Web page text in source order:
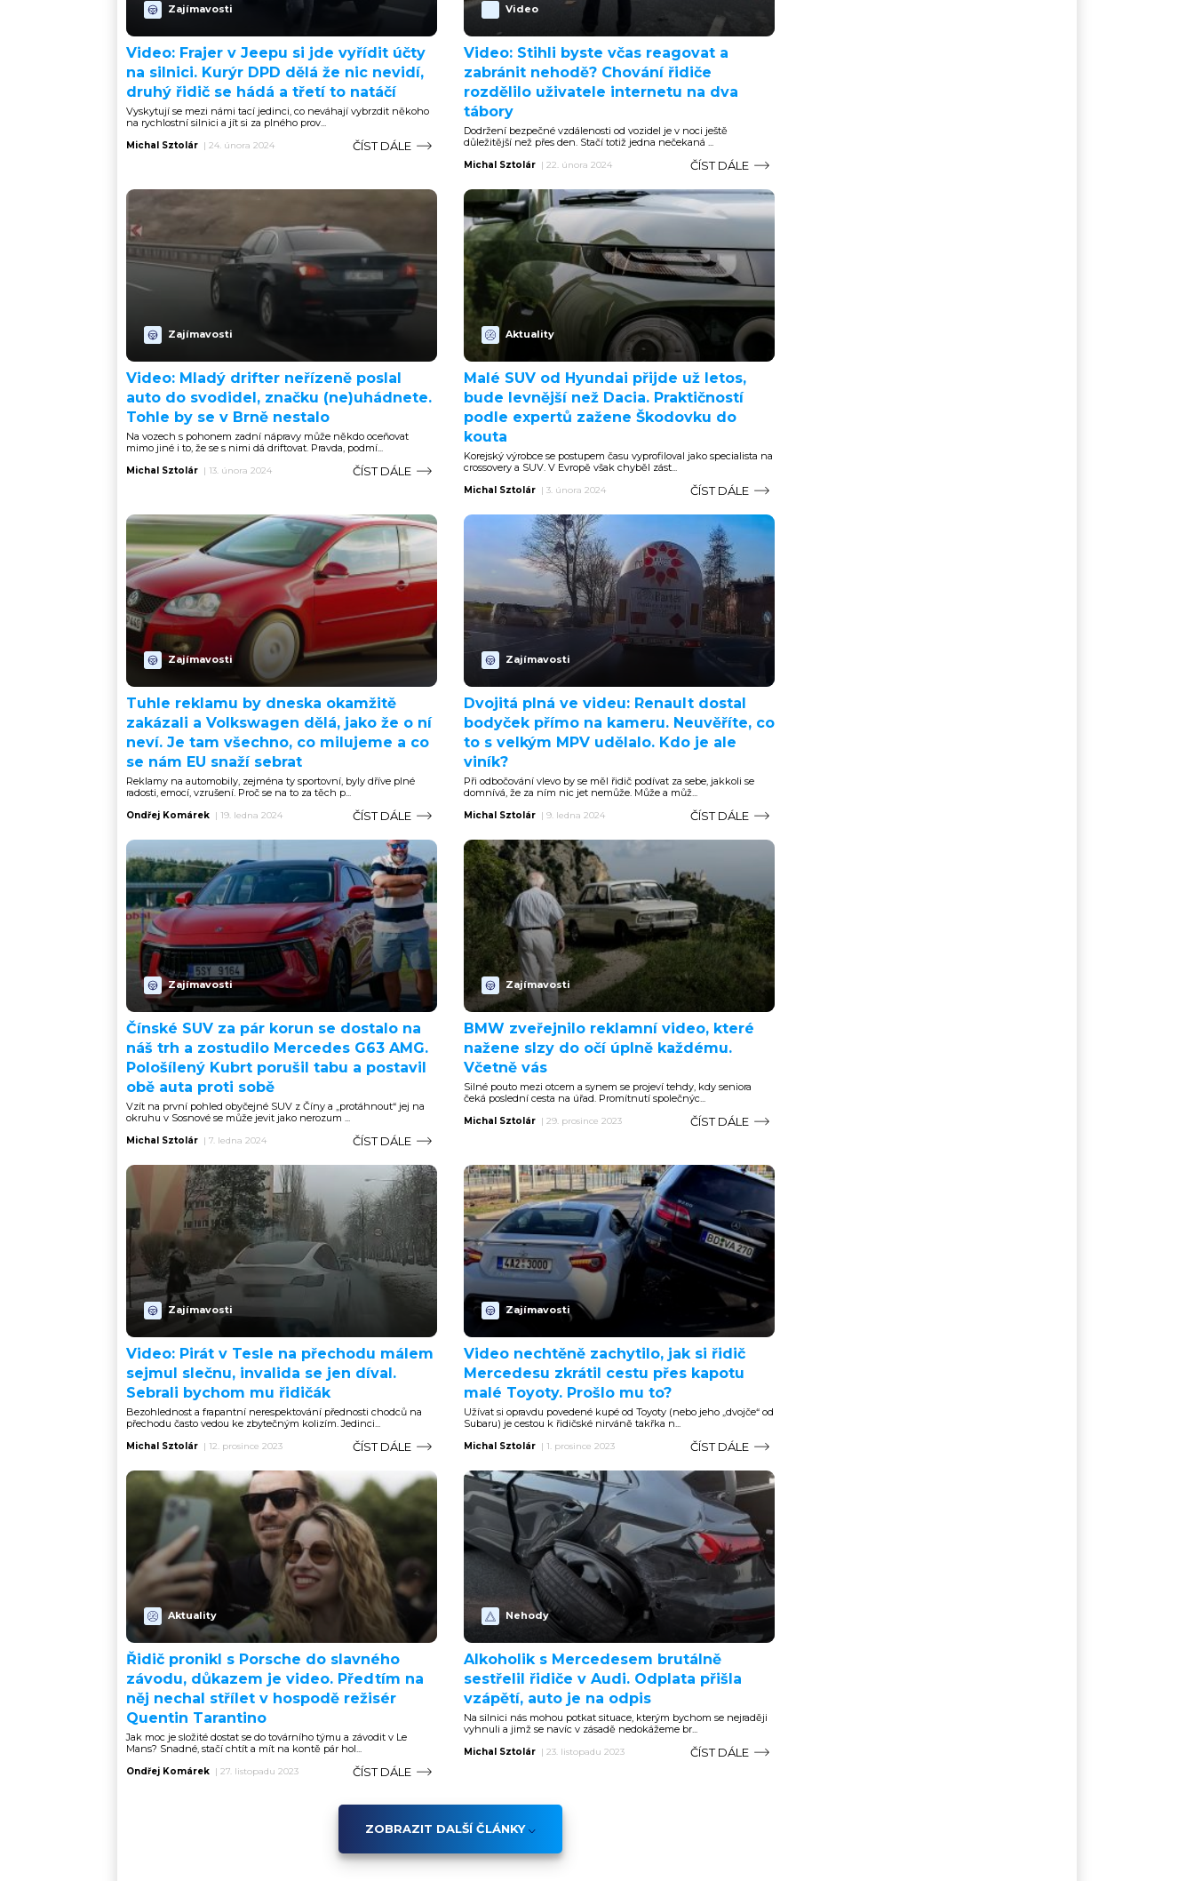
Zajímavosti
Video: Frajer v Jeepu si jde vyřídit účty
na silnici. Kurýr DPD dělá že nic nevidí,
druhý řidič se hádá a třetí to natáčí
Vyskytují se mezi námi tací jedinci, co neváhají vybrzdit někoho
na rychlostní silnici a jít si za plného prov...
Michal Sztolár | 24. února 2024 ČÍST DÁLE
Video
Video: Stihli byste včas reagovat a
zabránit nehodě? Chování řidiče
rozdělilo uživatele internetu na dva
tábory
Dodržení bezpečné vzdálenosti od vozidel je v noci ještě
důležitější než přes den. Stačí totiž jedna nečekaná ...
Michal Sztolár | 22. února 2024 ČÍST DÁLE
Zajímavosti
Video: Mladý drifter neřízeně poslal
auto do svodidel, značku (ne)uhádnete.
Tohle by se v Brně nestalo
Na vozech s pohonem zadní nápravy může někdo oceňovat
mimo jiné i to, že se s nimi dá driftovat. Pravda, podmí...
Michal Sztolár | 13. února 2024 ČÍST DÁLE
Aktuality
Malé SUV od Hyundai přijde už letos,
bude levnější než Dacia. Praktičností
podle expertů zažene Škodovku do
kouta
Korejský výrobce se postupem času vyprofiloval jako specialista na
crossovery a SUV. V Evropě však chyběl zást...
Michal Sztolár | 3. února 2024 ČÍST DÁLE
Zajímavosti
Tuhle reklamu by dneska okamžitě
zakázali a Volkswagen dělá, jako že o ní
neví. Je tam všechno, co milujeme a co
se nám EU snaží sebrat
Reklamy na automobily, zejména ty sportovní, byly dříve plné
radosti, emocí, vzrušení. Proč se na to za těch p...
Ondřej Komárek | 19. ledna 2024 ČÍST DÁLE
Zajímavosti
Dvojitá plná ve videu: Renault dostal
bodyček přímo na kameru. Neuvěříte, co
to s velkým MPV udělalo. Kdo je ale
viník?
Při odbočování vlevo by se měl řidič podívat za sebe, jakkoli se
domnívá, že za ním nic jet nemůže. Může a můž...
Michal Sztolár | 9. ledna 2024 ČÍST DÁLE
Zajímavosti
Čínské SUV za pár korun se dostalo na
náš trh a zostudilo Mercedes G63 AMG.
Pološílený Kubrt porušil tabu a postavil
obě auta proti sobě
Vzít na první pohled obyčejné SUV z Číny a „protáhnout“ jej na
okruhu v Sosnové se může jevit jako nerozum ...
Michal Sztolár | 7. ledna 2024 ČÍST DÁLE
Zajímavosti
BMW zveřejnilo reklamní video, které
nažene slzy do očí úplně každému.
Včetně vás
Silné pouto mezi otcem a synem se projeví tehdy, kdy seniora
čeká poslední cesta na úřad. Promítnutí společnýc...
Michal Sztolár | 29. prosince 2023 ČÍST DÁLE
Zajímavosti
Video: Pirát v Tesle na přechodu málem
sejmul slečnu, invalida se jen díval.
Sebrali bychom mu řidičák
Bezohlednost a frapantní nerespektování přednosti chodců na
přechodu často vedou ke zbytečným kolizím. Jedinci...
Michal Sztolár | 12. prosince 2023 ČÍST DÁLE
Zajímavosti
Video nechtěně zachytilo, jak si řidič
Mercedesu zkrátil cestu přes kapotu
malé Toyoty. Prošlo mu to?
Užívat si opravdu povedené kupé od Toyoty (nebo jeho „dvojče“ od
Subaru) je cestou k řidičské nirváně takřka n...
Michal Sztolár | 1. prosince 2023 ČÍST DÁLE
Aktuality
Řidič pronikl s Porsche do slavného
závodu, důkazem je video. Předtím na
něj nechal střílet v hospodě režisér
Quentin Tarantino
Jak moc je složité dostat se do továrního týmu a závodit v Le
Mans? Snadné, stačí chtít a mít na kontě pár hol...
Ondřej Komárek | 27. listopadu 2023 ČÍST DÁLE
Nehody
Alkoholik s Mercedesem brutálně
sestřelil řidiče v Audi. Odplata přišla
vzápětí, auto je na odpis
Na silnici nás mohou potkat situace, kterým bychom se nejraději
vyhnuli a jimž se navíc v zásadě nedokážeme br...
Michal Sztolár | 23. listopadu 2023 ČÍST DÁLE
ZOBRAZIT DALŠÍ ČLÁNKY